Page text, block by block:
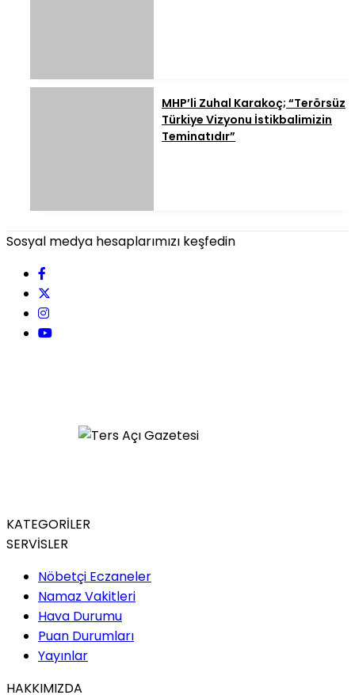
MHP’li Zuhal Karakoç; “Terörsüz
Türkiye Vizyonu İstikbalimizin
Teminatıdır”
Sosyal medya hesaplarımızı keşfedin
KATEGORİLER
SERVİSLER
Nöbetçi Eczaneler
Namaz Vakitleri
Hava Durumu
Puan Durumları
Yayınlar
HAKKIMIZDA